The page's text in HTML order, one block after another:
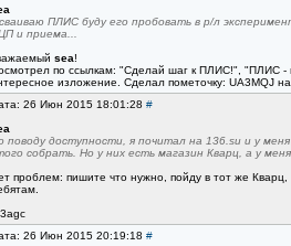
ПЛИС буду его пробовать в р/л
и приема...
sea!
по ссылкам: "Сделай шаг к ПЛИС!", "ПЛИС -
изложение. Сделал пометочку: UA3MQJ
26 Июн 2015 18:01:28 #
поводу доступности, я почитал на 136.su и у
собрать. Но у них есть магазин Кварц, а у
проблем: пишите что нужно, пойду в тот же
26 Июн 2015 20:19:18 #